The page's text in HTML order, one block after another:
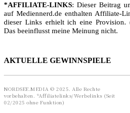
*AFFILIATE-LINKS: Dieser Beitrag
auf Mediennerd.de enthalten Affiliate-
dieser Links erhielt ich eine Provision.
Das beeinflusst meine Meinung nicht.
AKTUELLE GEWINNSPIELE
NORDSEE.MEDIA © 2025. Alle Rechte
vorbehalten. *Affiliatelinks/Werbelinks (Seit
02/2025 ohne Funktion)